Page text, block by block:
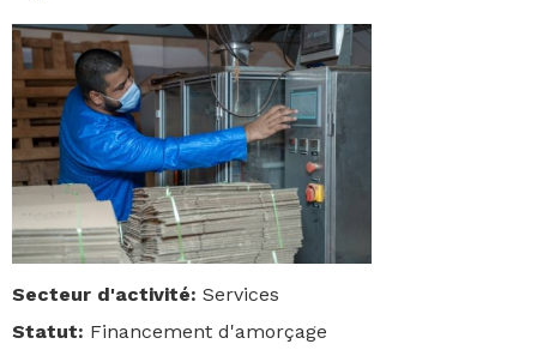
Secteur d'activité: Services
Statut: Financement d'amorçage